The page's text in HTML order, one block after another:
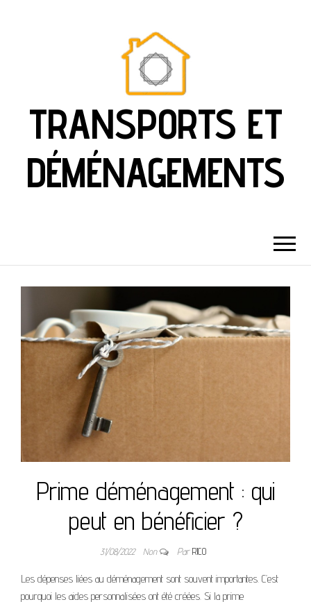
TRANSPORTS ET
DÉMÉNAGEMENTS
Prime déménagement : qui
peut en bénéficier ?
31/08/2022 Non ParRICO
Les dépenses liées au déménagement sont souvent importantes. C’est
pourquoi les aides personnalisées ont été créées. Si la prime